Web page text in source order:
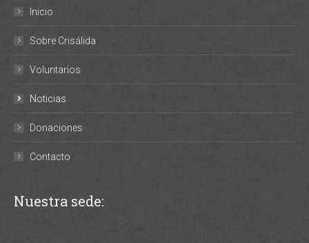
Inicio
Sobre Crisálida
Voluntarios
Noticias
Donaciones
Contacto
Nuestra sede: